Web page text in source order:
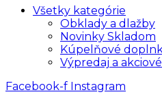
Všetky kategórie
Obklady a dlažby
Novinky Skladom
Kúpelňové
Výpredaj a
Facebook-f Instagram